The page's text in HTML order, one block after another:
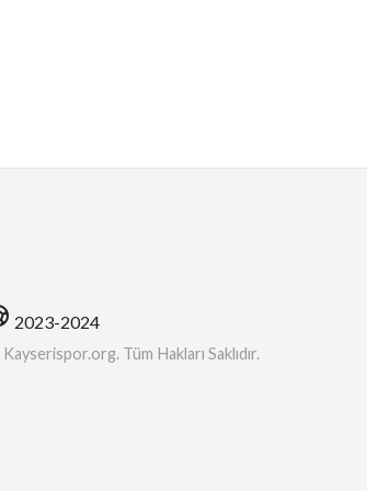
2023-2024
Tüm Hakları Saklıdır.